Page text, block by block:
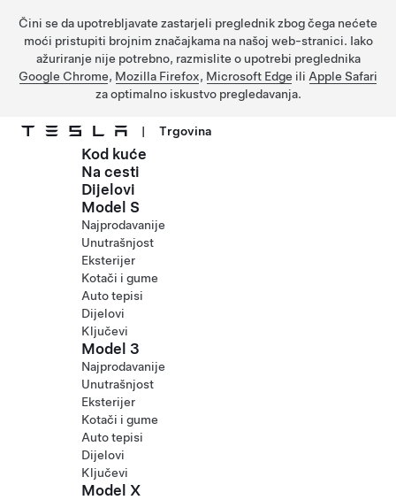
Čini se da upotrebljavate zastarjeli preglednik zbog čega nećete
moći pristupiti brojnim značajkama na našoj web-stranici. Iako
ažuriranje nije potrebno, razmislite o upotrebi preglednika
Google Chrome, Mozilla Firefox, Microsoft Edge ili Apple Safari
za optimalno iskustvo pregledavanja.
Prijeđite na glavni sadržaj
| Trgovina
Kod kuće
Na cesti
Dijelovi
Model S
Najprodavanije
Unutrašnjost
Eksterijer
Kotači i gume
Auto tepisi
Dijelovi
Ključevi
Model 3
Najprodavanije
Unutrašnjost
Eksterijer
Kotači i gume
Auto tepisi
Dijelovi
Ključevi
Model X